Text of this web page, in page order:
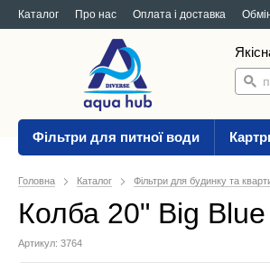
Каталог Про нас Оплата і доставка
Фільтри для питної води
Головна Каталог Фільтри для будинку та
Колба 20" Big
Артикул: 3764